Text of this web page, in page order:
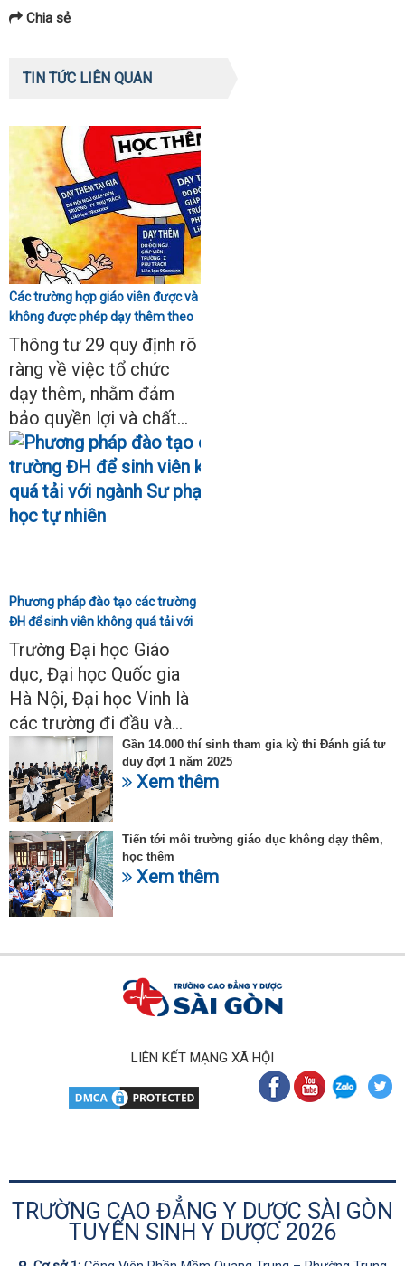
Chia sẻ
TIN TỨC LIÊN QUAN
Các trường hợp giáo viên được và
không được phép dạy thêm theo
Thông tư 29
Thông tư 29 quy định rõ
ràng về việc tổ chức
dạy thêm, nhằm đảm
bảo quyền lợi và chất...
Phương pháp đào tạo các trường
ĐH để sinh viên không quá tải với
ngành Sư phạm Khoa học tự
nhiên
Trường Đại học Giáo
dục, Đại học Quốc gia
Hà Nội, Đại học Vinh là
các trường đi đầu và...
Gần 14.000 thí sinh tham gia kỳ thi Đánh giá tư
duy đợt 1 năm 2025
Xem thêm
Tiến tới môi trường giáo dục không dạy thêm,
học thêm
Xem thêm
LIÊN KẾT MẠNG XÃ HỘI
TRƯỜNG CAO ĐẲNG Y DƯỢC SÀI GÒN
TUYỂN SINH Y DƯỢC 2026